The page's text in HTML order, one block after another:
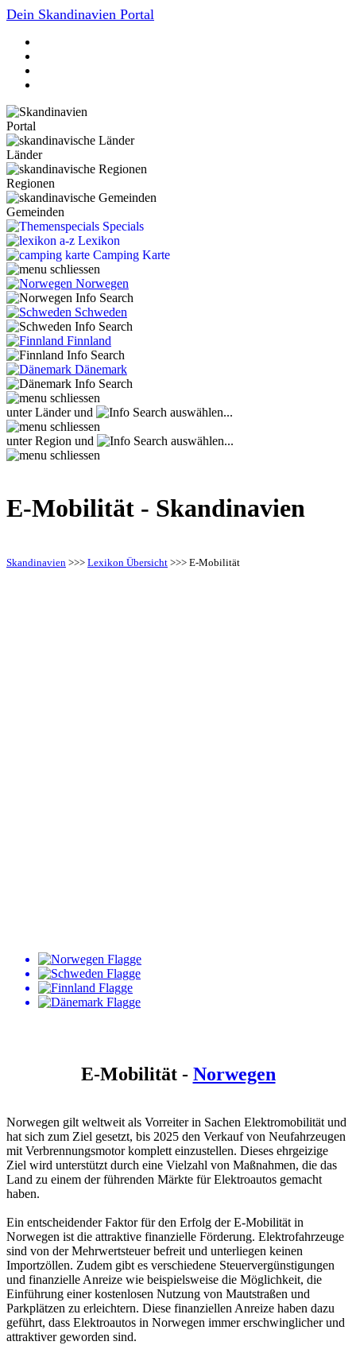
Dein Skandinavien Portal
Portal
Länder
Regionen
Gemeinden
Specials
Lexikon
Camping Karte
Norwegen
Schweden
Finnland
Dänemark
unter Länder und auswählen...
unter Region und auswählen...
E-Mobilität - Skandinavien
Skandinavien >>> Lexikon Übersicht >>> E-Mobilität
E-Mobilität - Norwegen
Norwegen gilt weltweit als Vorreiter in Sachen Elektromobilität und
hat sich zum Ziel gesetzt, bis 2025 den Verkauf von Neufahrzeugen
mit Verbrennungsmotor komplett einzustellen. Dieses ehrgeizige
Ziel wird unterstützt durch eine Vielzahl von Maßnahmen, die das
Land zu einem der führenden Märkte für Elektroautos gemacht
haben.
Ein entscheidender Faktor für den Erfolg der E-Mobilität in
Norwegen ist die attraktive finanzielle Förderung. Elektrofahrzeuge
sind von der Mehrwertsteuer befreit und unterliegen keinen
Importzöllen. Zudem gibt es verschiedene Steuervergünstigungen
und finanzielle Anreize wie beispielsweise die Möglichkeit, die
Einführung einer kostenlosen Nutzung von Mautstraßen und
Parkplätzen zu erleichtern. Diese finanziellen Anreize haben dazu
geführt, dass Elektroautos in Norwegen immer erschwinglicher und
attraktiver geworden sind.